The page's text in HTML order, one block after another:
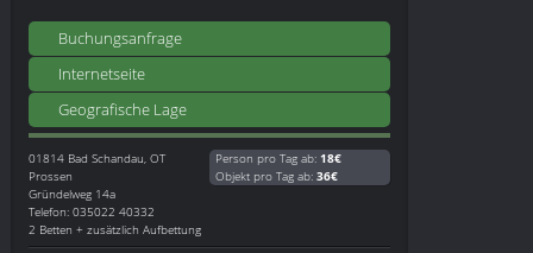
Buchungsanfrage
Internetseite
Geografische Lage
01814 Bad Schandau, OT
Prossen
Gründelweg 14a
Telefon: 035022 40332
2 Betten + zusätzlich Aufbettung
Person pro Tag ab: 18€
Objekt pro Tag ab: 36€